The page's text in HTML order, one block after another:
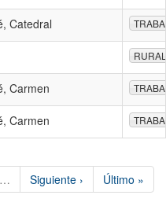
Catedral
Carmen
Carmen
… Siguiente › Último »